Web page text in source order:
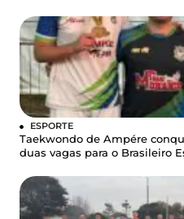
ESPORTE
Taekwondo de Ampére
duas vagas para o Brasileiro